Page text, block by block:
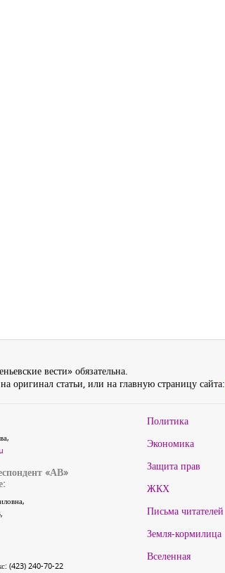
вести» обязательна.
оригинал статьи, или на главную страницу сайта:
«АВ»
(423) 240-70-22
Политика
Экономика
Защита прав
ЖКХ
Письма читателей
Земля-кормилица
Вселенная